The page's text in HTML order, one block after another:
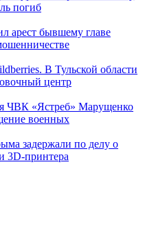
погиб
арест бывшему главе
В Тульской области
центр
ЧВК «Ястреб» Марущенко
военных
задержали по делу о
3D‑принтера